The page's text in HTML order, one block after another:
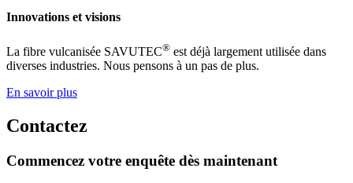
Innovations et visions
La fibre vulcanisée SAVUTEC® est déjà largement utilisée dans
diverses industries. Nous pensons à un pas de plus.
En savoir plus
Contactez
Commencez votre enquête dès maintenant